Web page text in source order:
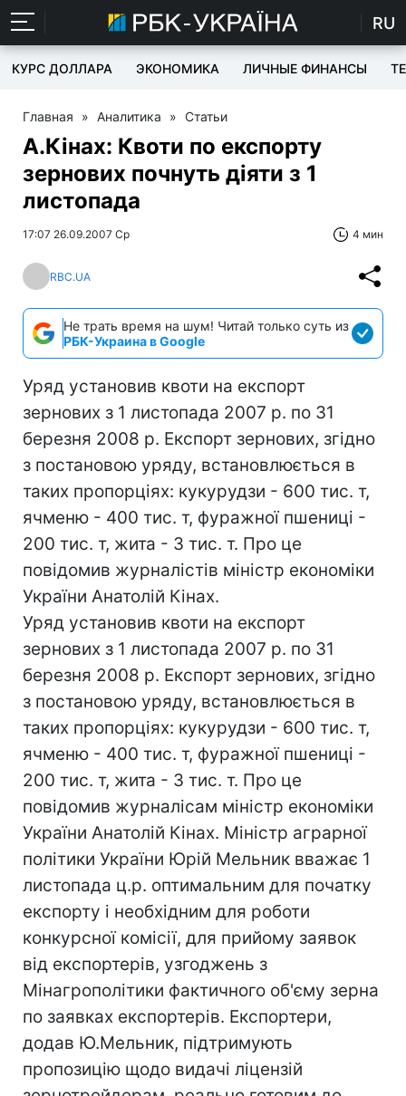
RU
КУРС ДОЛЛАРА ЭКОНОМИКА ЛИЧНЫЕ ФИНАНСЫ
Главная » Аналитика » Статьи
А.Кінах: Квоти по експорту
зернових почнуть діяти з 1
листопада
17:07 26.09.2007 Ср 4 мин
RBC.UA
Не трать время на шум! Читай только суть из
РБК-Украина в Google
Уряд установив квоти на експорт
зернових з 1 листопада 2007 р. по 31
березня 2008 р. Експорт зернових, згідно
з постановою уряду, встановлюється в
таких пропорціях: кукурудзи - 600 тис. т,
ячменю - 400 тис. т, фуражної пшениці -
200 тис. т, жита - 3 тис. т. Про це
повідомив журналістів міністр економіки
України Анатолій Кінах.
Уряд установив квоти на експорт
зернових з 1 листопада 2007 р. по 31
березня 2008 р. Експорт зернових, згідно
з постановою уряду, встановлюється в
таких пропорціях: кукурудзи - 600 тис. т,
ячменю - 400 тис. т, фуражної пшениці -
200 тис. т, жита - 3 тис. т. Про це
повідомив журналісам міністр економіки
України Анатолій Кінах. Міністр аграрної
політики України Юрій Мельник вважає 1
листопада ц.р. оптимальним для початку
експорту і необхідним для роботи
конкурсної комісії, для прийому заявок
від експортерів, узгоджень з
Мінагрополітики фактичного об'єму зерна
по заявках експортерів. Експортери,
додав Ю.Мельник, підтримують
пропозицію щодо видачі ліцензій